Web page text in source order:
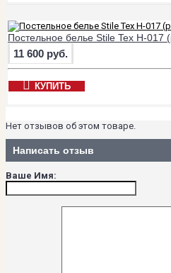
Постельное белье Stile Tex H-017
11 600 руб.
КУПИТЬ
Нет отзывов об этом товаре.
Написать отзыв
Ваше Имя: